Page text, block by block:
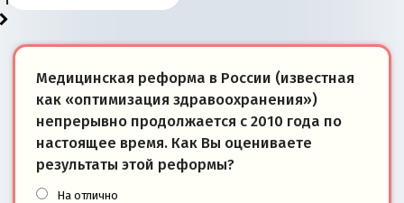
Медицинская реформа в России (известная
как «оптимизация здравоохранения»)
непрерывно продолжается с 2010 года по
настоящее время. Как Вы оцениваете
результаты этой реформы?
На отлично